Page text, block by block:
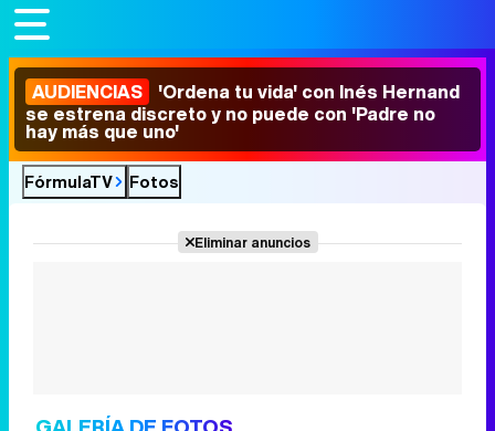
AUDIENCIAS 'Ordena tu vida' con Inés Hernand
se estrena discreto y no puede con 'Padre no
hay más que uno'
FórmulaTV Fotos
Eliminar anuncios